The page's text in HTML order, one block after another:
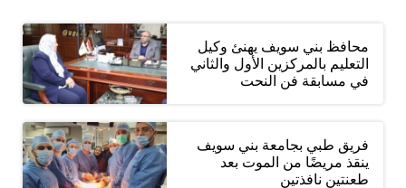
محافظ بني سويف يهنئ وكيل
التعليم بالمركزين الأول والثاني
في مسابقة فن النحت
فريق طبي بجامعة بني سويف
ينقذ مريضًا من الموت بعد
طعنتين نافذتين